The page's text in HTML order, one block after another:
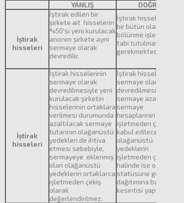
YANLIŞ
DOĞRU
İştirak
hisseleri
İştirak edilen bir
şirkete ait hisselerin
%50'si yeni kurulacak
anonim şirkete ayni
sermaye olarak
devredilir.
İştirak hisselerinin de
bir bütün olarak kısmi
bölünme işlemine
tabi tutulması
gerekmektedir.
İştirak
hisseleri
İştirak hisselerinin
sermaye olarak
devredilmesiyle yeni
kurulacak şirketin
hisselerinin ortaklara
verilmesi durumunda
azaltılacak sermaye
tutarının olağanüstü
yedekleri de ihtiva
etmesi sebebiyle,
sermayeye eklenmiş
olan olağanüstü
yedeklerin ortaklarca
işletmeden çekiş
olarak
değerlendirilmez.
İştirak hisselerinin
sermaye olarak
devredilmesiyle
sermaye azaltımında
sermaye
hesaplarının
işletmeden çekildiği
kabul edilecek,
olağanüstü
yedeklerin
işletmeden çekilmesi
halinde ise ortakların
statüsüne göre kâr
dağıtımına bağlı vergi
kesintisi yapılacaktır.